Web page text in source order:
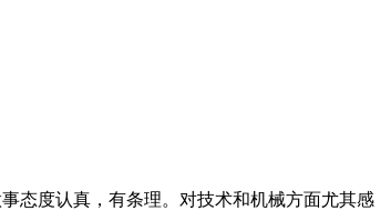
态度认真，有条理。对技术和机械方面尤其感